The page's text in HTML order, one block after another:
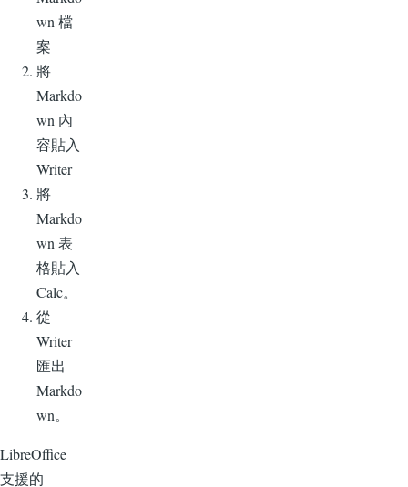
wn 檔
案
將
Markdo
wn 內
容貼入
Writer
將
Markdo
wn 表
格貼入
Calc。
從
Writer
匯出
Markdo
wn。
LibreOffice
支援的